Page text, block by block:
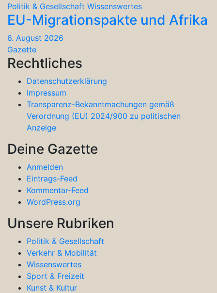
Politik & Gesellschaft Wissenswertes
EU-Migrationspakte und Afrika
6. August 2026
Gazette
Rechtliches
Datenschutzerklärung
Impressum
Transparenz-Bekanntmachungen gemäß
Verordnung (EU) 2024/900 zu politischen
Anzeige
Deine Gazette
Anmelden
Eintrags-Feed
Kommentar-Feed
WordPress.org
Unsere Rubriken
Politik & Gesellschaft
Verkehr & Mobilität
Wissenswertes
Sport & Freizeit
Kunst & Kultur